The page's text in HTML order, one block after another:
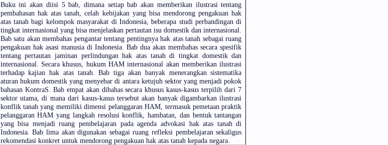
Buku ini akan diisi 5 bab, dimana setiap bab akan memberikan ilustrasi tentang
pembahasan hak atas tanah, celah kebijakan yang bisa mendorong pengakuan hak
atas tanah bagi kelompok masyarakat di Indonesia, beberapa studi perbandingan di
tingkat internasional yang bisa menjelaskan pertautan isu domestik dan internasional.
Bab satu akan membahas pengantar tentang pentingnya hak atas tanah sebagai ruang
pengakuan hak asasi manusia di Indonesia. Bab dua akan membahas secara spesifik
tentang pertautan jaminan perlindungan hak atas tanah di tingkat domestik dan
internasional. Secara khusus, hukum HAM internasional akan memberikan ilustrasi
terhadap kajian hak atas tanah. Bab tiga akan banyak menerangkan sistematika
aturan hukum domestik yang menyebar di antara ketujuh sektor yang menjadi pokok
bahasan KontraS. Bab empat akan dibahas secara khusus kasus-kasus terpilih dari 7
sektor utama, di mana dari kasus-kasus tersebut akan banyak digambarkan ilustrasi
konflik tanah yang memiliki dimensi pelanggaran HAM, termasuk pemetaan praktik
pelanggaran HAM yang langkah resolusi konflik, hambatan, dan bentuk tantangan
yang bisa menjadi ruang pembelajaran pada agenda advokasi hak atas tanah di
Indonesia. Bab lima akan digunakan sebagai ruang refleksi pembelajaran sekaligus
rekomendasi konkret untuk mendorong pengakuan hak atas tanah kepada negara.